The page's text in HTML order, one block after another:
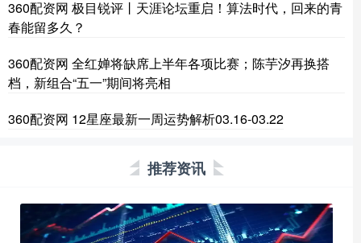
360配资网 极目锐评丨天涯论坛重启！算法时代，回来的青
春能留多久？
360配资网 全红婵将缺席上半年各项比赛；陈芋汐再换搭
档，新组合“五一”期间将亮相
360配资网 12星座最新一周运势解析03.16-03.22
推荐资讯